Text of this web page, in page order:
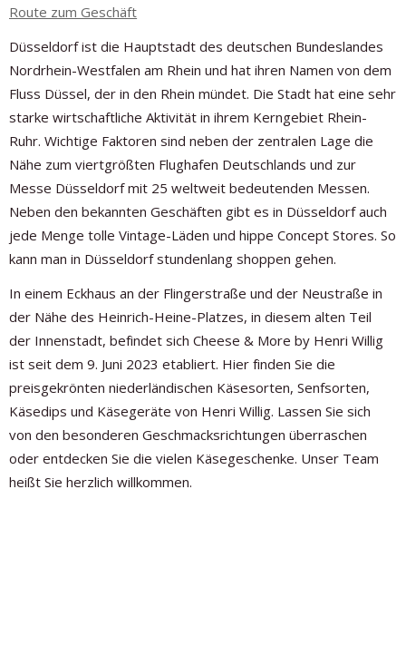
Route zum Geschäft
Düsseldorf ist die Hauptstadt des deutschen Bundeslandes
Nordrhein-Westfalen am Rhein und hat ihren Namen von dem
Fluss Düssel, der in den Rhein mündet. Die Stadt hat eine sehr
starke wirtschaftliche Aktivität in ihrem Kerngebiet Rhein-
Ruhr. Wichtige Faktoren sind neben der zentralen Lage die
Nähe zum viertgrößten Flughafen Deutschlands und zur
Messe Düsseldorf mit 25 weltweit bedeutenden Messen.
Neben den bekannten Geschäften gibt es in Düsseldorf auch
jede Menge tolle Vintage-Läden und hippe Concept Stores. So
kann man in Düsseldorf stundenlang shoppen gehen.
In einem Eckhaus an der Flingerstraße und der Neustraße in
der Nähe des Heinrich-Heine-Platzes, in diesem alten Teil
der Innenstadt, befindet sich Cheese & More by Henri Willig
ist seit dem 9. Juni 2023 etabliert. Hier finden Sie die
preisgekrönten niederländischen Käsesorten, Senfsorten,
Käsedips und Käsegeräte von Henri Willig. Lassen Sie sich
von den besonderen Geschmacksrichtungen überraschen
oder entdecken Sie die vielen Käsegeschenke. Unser Team
heißt Sie herzlich willkommen.